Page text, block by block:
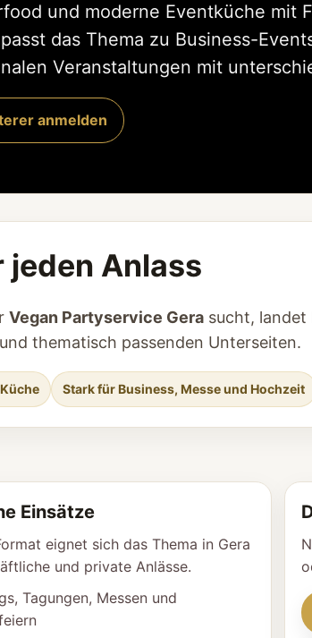
und moderne Eventküche mit
das Thema zu Business-
Veranstaltungen mit
anmelden
jeden Anlass
Vegan Partyservice Gera sucht, landet
thematisch passenden Unterseiten.
Stark für Business, Messe und Hochzeit
Einsätze
eignet sich das Thema in Gera
und private Anlässe.
Tagungen, Messen und